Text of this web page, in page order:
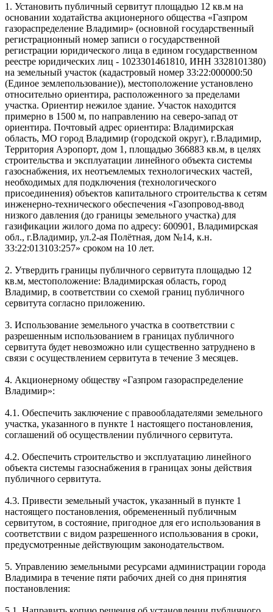
1. Установить публичный сервитут площадью 12 кв.м на
основании ходатайства акционерного общества «Газпром
газораспределение Владимир» (основной государственный
регистрационный номер записи о государственной
регистрации юридического лица в едином государственном
реестре юридических лиц - 1023301461810, ИНН 3328101380)
на земельный участок (кадастровый номер 33:22:000000:50
(Единое землепользование)), местоположение установлено
относительно ориентира, расположенного за пределами
участка. Ориентир нежилое здание. Участок находится
примерно в 1500 м, по направлению на северо-запад от
ориентира. Почтовый адрес ориентира: Владимирская
область, МО город Владимир (городской округ), г.Владимир,
Территория Аэропорт, дом 1, площадью 366883 кв.м, в целях
строительства и эксплуатации линейного объекта системы
газоснабжения, их неотъемлемых технологических частей,
необходимых для подключения (технологического
присоединения) объектов капитального строительства к сетям
инженерно-технического обеспечения «Газопровод-ввод
низкого давления (до границы земельного участка) для
газификации жилого дома по адресу: 600901, Владимирская
обл., г.Владимир, ул.2-ая Полётная, дом №14, к.н.
33:22:013103:257» сроком на 10 лет.
2. Утвердить границы публичного сервитута площадью 12
кв.м, местоположение: Владимирская область, город
Владимир, в соответствии со схемой границ публичного
сервитута согласно приложению.
3. Использование земельного участка в соответствии с
разрешенным использованием в границах публичного
сервитута будет невозможно или существенно затруднено в
связи с осуществлением сервитута в течение 3 месяцев.
4. Акционерному обществу «Газпром газораспределение
Владимир»:
4.1. Обеспечить заключение с правообладателями земельного
участка, указанного в пункте 1 настоящего постановления,
соглашений об осуществлении публичного сервитута.
4.2. Обеспечить строительство и эксплуатацию линейного
объекта системы газоснабжения в границах зоны действия
публичного сервитута.
4.3. Привести земельный участок, указанный в пункте 1
настоящего постановления, обремененный публичным
сервитутом, в состояние, пригодное для его использования в
соответствии с видом разрешенного использования в сроки,
предусмотренные действующим законодательством.
5. Управлению земельными ресурсами администрации города
Владимира в течение пяти рабочих дней со дня принятия
постановления: